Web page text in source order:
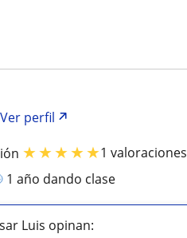
Ver perfil
★★★★★1 valoraciones
1 año dando clase
Luis opinan: